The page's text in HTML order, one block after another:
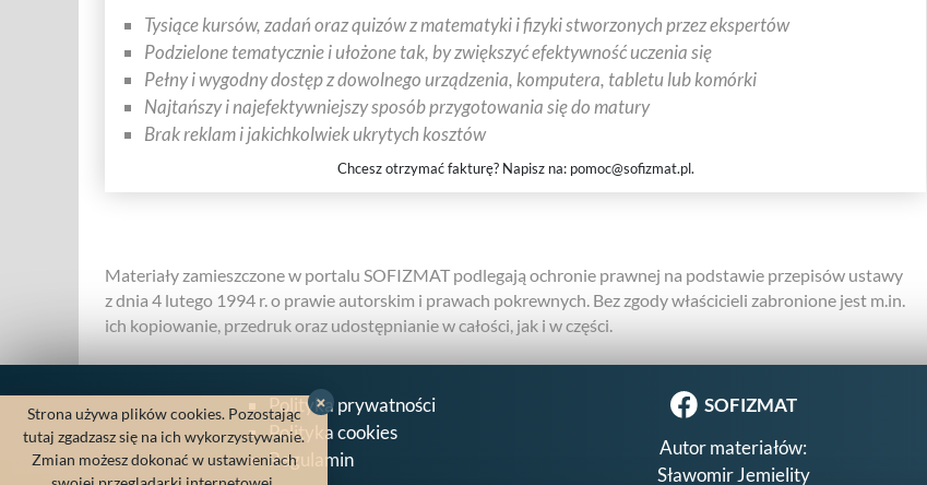
Tysiące kursów, zadań oraz quizów z matematyki i fizyki stworzonych przez ekspertów
Podzielone tematycznie i ułożone tak, by zwiększyć efektywność uczenia się
Pełny i wygodny dostęp z dowolnego urządzenia, komputera, tabletu lub komórki
Najtańszy i najefektywniejszy sposób przygotowania się do matury
Brak reklam i jakichkolwiek ukrytych kosztów
Chcesz otrzymać fakturę? Napisz na: pomoc@sofizmat.pl.
Materiały zamieszczone w portalu SOFIZMAT podlegają ochronie prawnej na podstawie przepisów ustawy
z dnia 4 lutego 1994 r. o prawie autorskim i prawach pokrewnych. Bez zgody właścicieli zabronione jest m.in.
ich kopiowanie, przedruk oraz udostępnianie w całości, jak i w części.
Polityka prywatności
Polityka cookies
Regulamin
SOFIZMAT
Autor materiałów:
Sławomir Jemielity
Strona używa plików cookies. Pozostając
tutaj zgadzasz się na ich wykorzystywanie.
Zmian możesz dokonać w ustawieniach
×